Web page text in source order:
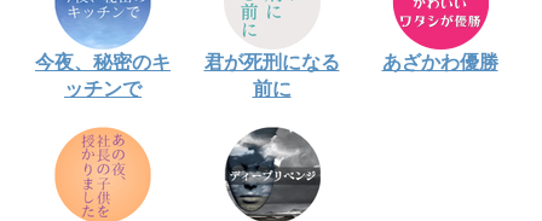
今夜、秘密のキ
ッチンで
君が死刑になる
前に
あざかわ優勝